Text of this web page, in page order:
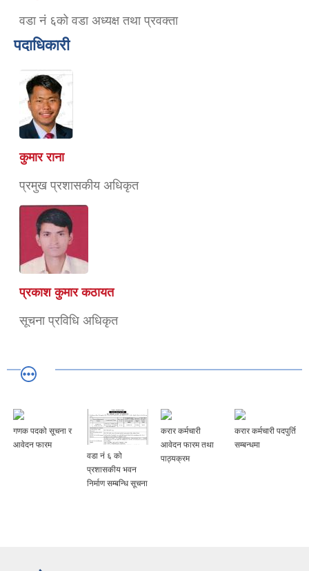
वडा नं ६को वडा अध्यक्ष तथा प्रवक्ता
पदाधिकारी
कुमार राना
प्रमुख प्रशासकीय अधिकृत
प्रकाश कुमार कठायत
सूचना प्रविधि अधिकृत
गणक पदको सूचना र
आवेदन फारम
वडा नं ६ को
प्रशासकीय भवन
निर्माण सम्बन्धि सूचना
करार कर्मचारी
आवेदन फारम तथा
पाठ्यक्रम
करार कर्मचारी पदपुर्ति
सम्बन्धमा